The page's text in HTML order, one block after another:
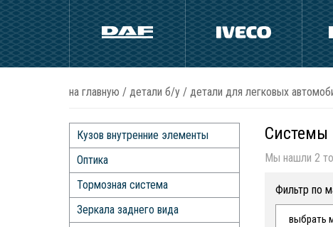
на главную / детали б/у / детали для легковых
Кузов внутренние элементы
Оптика
Тормозная система
Зеркала заднего вида
Системы
Мы нашли 2
Фильтр по
выбрать